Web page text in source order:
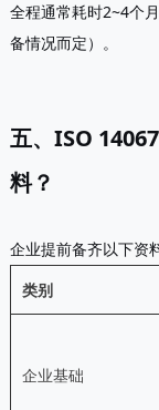
全程通常耗时2~4个月
备情况而定）。
五、ISO
料？
企业提前备齐以下资
类别
企业基础